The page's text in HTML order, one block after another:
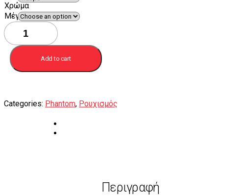
Χρώμα
Mέγεθος
T-
shirt
F-
4E
Phantom
AUP
Add to cart
Categories: Phantom, Ρουχισμός
Περιγραφή